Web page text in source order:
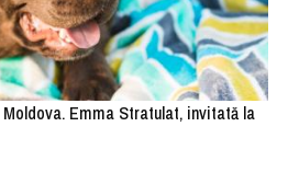
Emma Stratulat, invitată la